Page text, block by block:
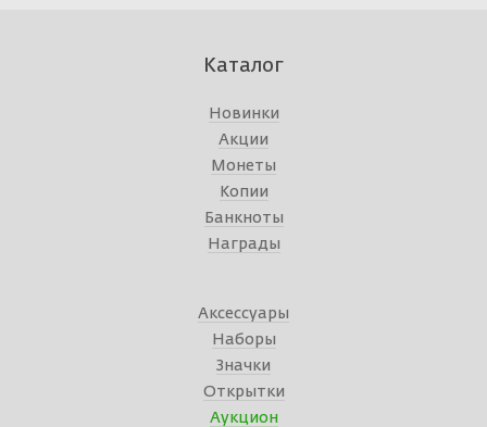
Каталог
Новинки
Акции
Монеты
Копии
Банкноты
Награды
Аксессуары
Наборы
Значки
Открытки
Аукцион